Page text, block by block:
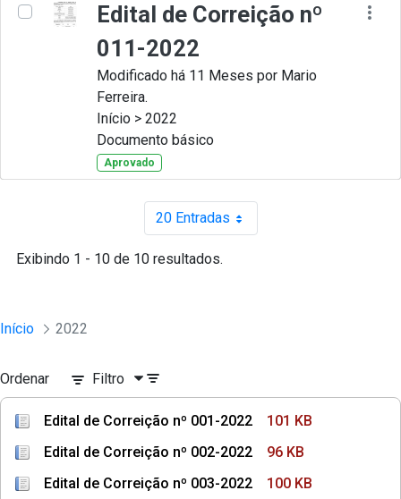
Edital de Correição nº
011-2022
Modificado há 11 Meses por Mario
Ferreira.
Início > 2022
Documento básico
Aprovado
20 EntradasPor página
Exibindo 1 - 10 de 10 resultados.
Início 2022
Ordenar Filtro
Edital de Correição nº 001-2022
101 KB
Edital de Correição nº 002-2022
96 KB
Edital de Correição nº 003-2022
100 KB